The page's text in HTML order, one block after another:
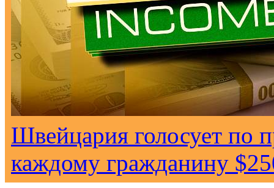
Швейцария голосует по
каждому гражданину